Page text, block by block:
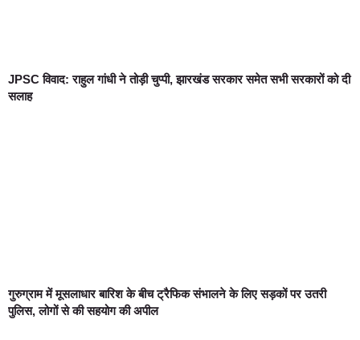
JPSC विवाद: राहुल गांधी ने तोड़ी चुप्पी, झारखंड सरकार समेत सभी सरकारों को दी
सलाह
गुरुग्राम में मूसलाधार बारिश के बीच ट्रैफिक संभालने के लिए सड़कों पर उतरी
पुलिस, लोगों से की सहयोग की अपील